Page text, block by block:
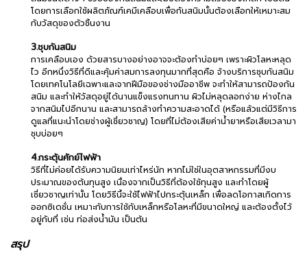
โดยการเลือกใช้ผลิตภัณฑ์เคมีเคลือบเพื่อกันสนิมนั้นต้องเลือกให้เหมาะสม
กับวัสดุของตัวชิ้นงาน
3.ชุบกันสนิม
การเคลือบเอง ด้วยสารบางอย่างอาจจะต้องทำบ่อยๆ เพราะผิวโลหะหลุด
ไว อีกหนึ่งวิธีที่ดีและคุ้มค่าสมการลงทุนมากที่สุดคือ จ้างบริการชุบกันสนิม
โดยเทคโนโลยีเฉพาะและจากฝีมือของช่างมืออาชีพ จะทำให้สามารถป้องกัน
สนิม และทำให้วัสดุอยู่ได้นานแข็งแรงทนทาน ผิวไม่หลุดลอกง่าย ห่างไกล
จากสนิมไปอีกนาน และสามารถล้างทำความสะอาดได้ (หรือแล้วแต่มีวิธีการ
ดูแลที่แนะนำโดยช่างผู้เชี่ยวชาญ) โดยที่ไม่ต้องเสียค่าน้ำยาหรือเสียเวลามา
ชุบบ่อยๆ
4.กระตุ้นศักย์ไฟฟ้า
วิธีที่ไม่ค่อยได้รับความนิยมเท่าไหร่นัก หากไม่ใช่ในอุตสาหกรรมที่มีงบ
ประมาณของต้นทุนสูง เนื่องจากเป็นวิธีที่ต้องใช้ทุนสูง และทำโดยผู้
เชี่ยวชาญเท่านั้น โดยวิธีนี้จะใช้ไฟฟ้าไปกระตุ้นเหล็ก เพื่อลดโอกาสเกิดการ
ออกซิเดชั่น เหมาะกับการใช้กับเหล็กหรือโลหะที่มีขนาดใหญ่ และต้องตั้งไว้
อยู่กับที่ เช่น ท่อส่งน้ำมัน เป็นต้น
สรุป